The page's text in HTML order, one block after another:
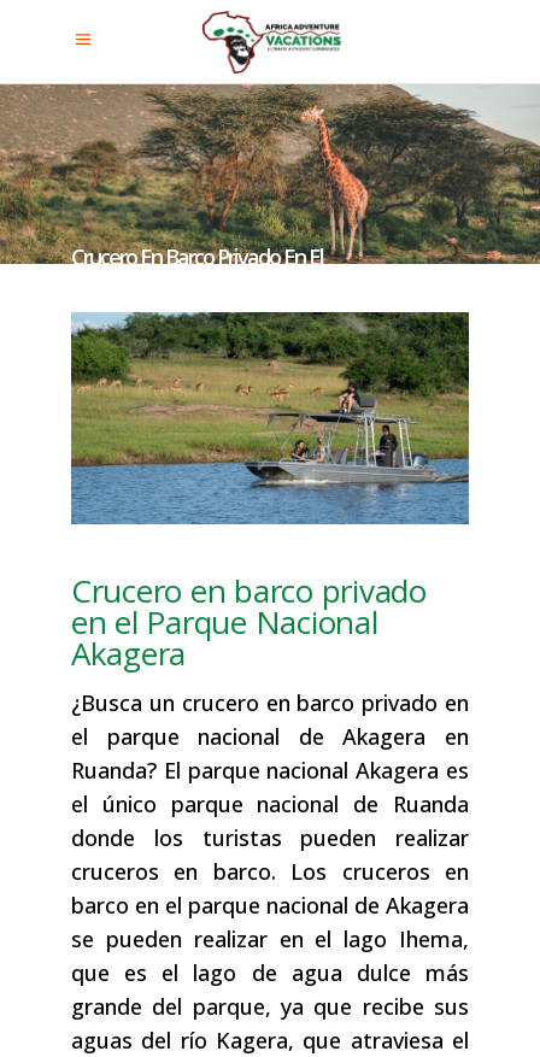
Crucero En Barco Privado En El
Parque Nacional Akagera
Crucero en barco privado
en el Parque Nacional
Akagera
¿Busca un crucero en barco privado en
el parque nacional de Akagera en
Ruanda? El parque nacional Akagera es
el único parque nacional de Ruanda
donde los turistas pueden realizar
cruceros en barco. Los cruceros en
barco en el parque nacional de Akagera
se pueden realizar en el lago Ihema,
que es el lago de agua dulce más
grande del parque, ya que recibe sus
aguas del río Kagera, que atraviesa el